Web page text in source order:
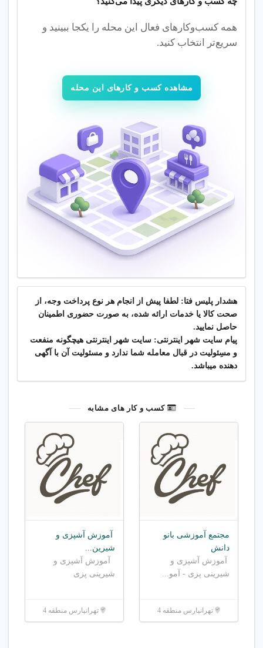
آموزشگاه کاردرست.. منظم.. خوش اخلاق.. حرفه
ای..حلالشون باشه منم چندین دوره گذروندم
طاهری 1403/12/8
کلاسها بسیارعالی خسته نباشید استاد🙏🏻
فاطمه 1403/12/9
خانم ویلانی عزیزم بهترین هستن هم در حیطه ی آموزش
آشپزی و شیرینی پزی هم اخلاق خوب و صبوریشون حین
تدریسبهترینها نصیب قلب پاکتون استاد عزیزم😍
پاسخ
فائزه خان صباغ 1403/12/8
من خیلی از کلاس های استاد ویلانی بزرگوار رو شرکت
کردم،خیلی کلاس هاشون عالیههمیشه هرسوال و راهنمایی
خواستم استاد با جون و دل راهنماییم کردنممنونم ازشون که
پاسخ
فریبا کرمی 1405/4/8
خانم ویلانی عزیزبهترینن❤️❤️
پاسخ
مریم 1403/12/8
سلام من چندین ساله خانم ویلانی رو میشناسم و دوره
هاشون رو شرکت کردم واقعا عالین برای کسایی که
بهتر هست و انقد کلاس ها شاد هستن که حتی روحیه آدم هم
1403/12/8
کلاس ها بسیار عالی هستند. خوش قیمت و دارای حس و
حال خوب
همه کسب‌وکارهای فعال این محله را یکجا ببینید و
سریع‌تر انتخاب کنید.
مشاهده کسب و کارهای این محله
هشدار پلیس فتا: لطفا پیش از انجام هر نوع پرداخت وجه، از
صحت کالا یا خدمات ارائه شده، به صورت حضوری اطمینان
حاصل نمایید.
پیام سایت شهر اینترنتی: سایت شهر اینترنتی هیچگونه منفعت
و مسِئولیت در قبال معامله شما ندارد و مسئولیت آن با آگهی
دهنده میباشد.
کسب و کار های مشابه
مجتمع آموزشی بانو
دانش
آموزش آشپزی و
شیرینی پزی - آمو...
تهرانپارس منطقه 4
آموزش آشپزی و
شیرین...
آموزش آشپزی و
شیرینی پزی
تهرانپارس منطقه 4